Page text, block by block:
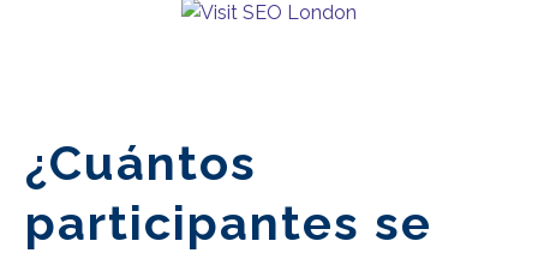
¿Cuántos
participantes se